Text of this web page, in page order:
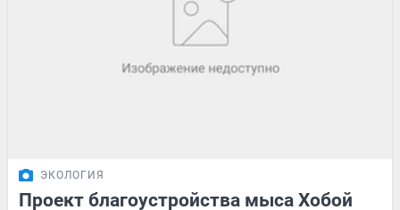
ЭКОЛОГИЯ
Проект благоустройства мыса Хобой